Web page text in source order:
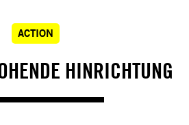
ACTION
HINRICHTUNG